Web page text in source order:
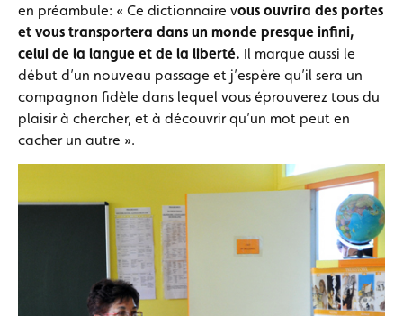
en préambule: « Ce dictionnaire vous ouvrira des portes
et vous transportera dans un monde presque infini,
celui de la langue et de la liberté. Il marque aussi le
début d’un nouveau passage et j’espère qu’il sera un
compagnon fidèle dans lequel vous éprouverez tous du
plaisir à chercher, et à découvrir qu’un mot peut en
cacher un autre ».